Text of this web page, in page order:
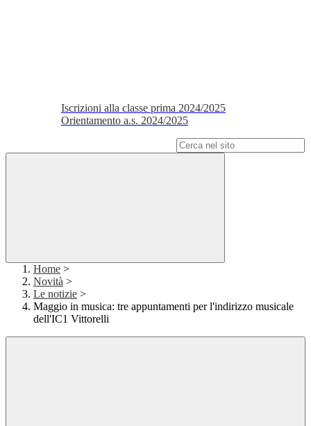
Iscrizioni alla classe prima 2024/2025
Orientamento a.s. 2024/2025
Home >
Novità >
Le notizie >
Maggio in musica: tre appuntamenti per l'indirizzo musicale
dell'IC1 Vittorelli